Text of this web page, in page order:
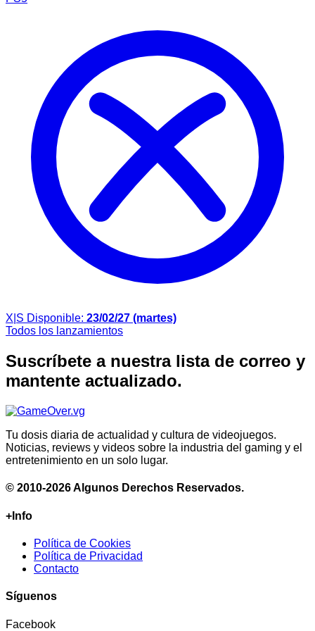
X|S Disponible: 23/02/27 (martes)
Todos los lanzamientos
Suscríbete a nuestra lista de correo y
mantente actualizado.
Tu dosis diaria de actualidad y cultura de videojuegos.
Noticias, reviews y videos sobre la industria del gaming y el
entretenimiento en un solo lugar.
© 2010-2026 Algunos Derechos Reservados.
+Info
Política de Cookies
Política de Privacidad
Contacto
Síguenos
Facebook